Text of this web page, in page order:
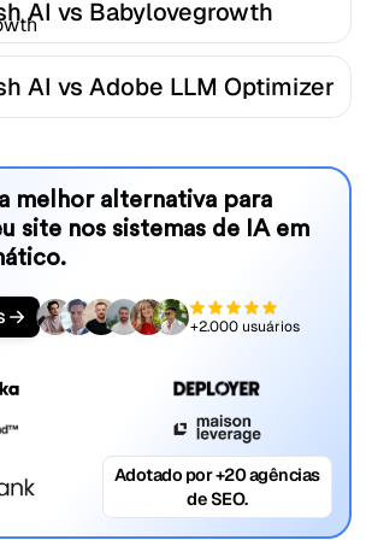
AI vs Babylovegrowth
AI vs Adobe LLM Optimizer
melhor alternativa para
site nos sistemas de IA em
+2.000 usuários
Adotado por +20 agências
de SEO.